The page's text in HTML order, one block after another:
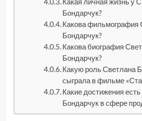
Какая личная жизнь у
Бондарчук?
Какова фильмография
Бондарчук?
Какова биография
Бондарчук?
Какую роль Светлана
сыграла в фильме
Какие достижения
Бондарчук в сфере